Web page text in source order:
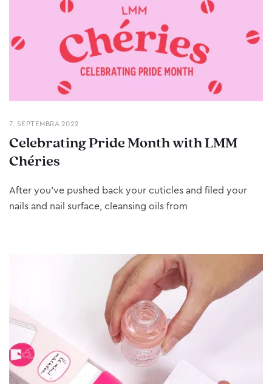
7. SEPTEMBRA 2022
Celebrating Pride Month with LMM
Chéries
After you’ve pushed back your cuticles and filed your
nails and nail surface, cleansing oils from